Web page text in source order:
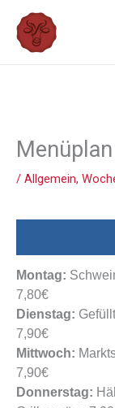
Inhalt
springen
/ Allgemein,
Montag:
7,80€
Dienstag:
7,90€
Mittwoch:
7,90€
Donnerstag: